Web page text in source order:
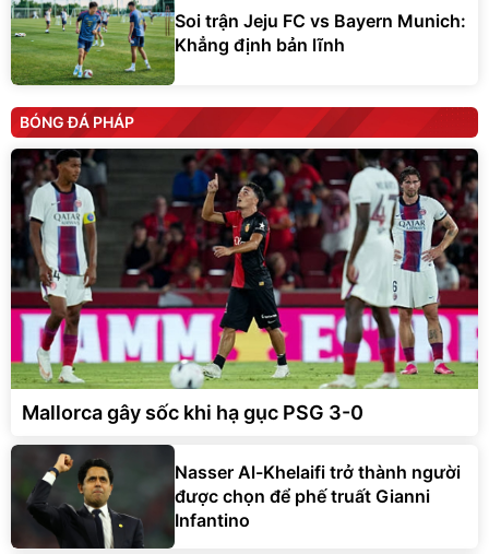
Soi trận Jeju FC vs Bayern Munich:
Khẳng định bản lĩnh
BÓNG ĐÁ PHÁP
Mallorca gây sốc khi hạ gục PSG 3-0
Nasser Al-Khelaifi trở thành người
được chọn để phế truất Gianni
Infantino